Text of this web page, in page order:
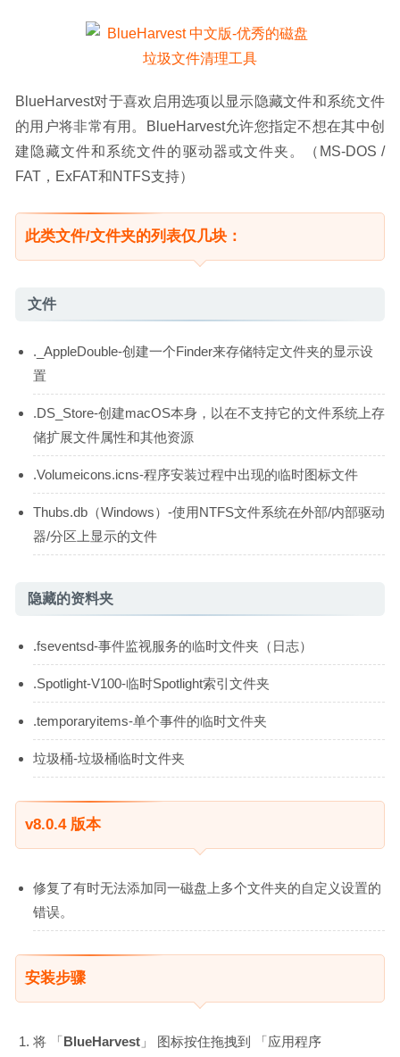
BlueHarvest对于喜欢启用选项以显示隐藏文件和系统文件
的用户将非常有用。BlueHarvest允许您指定不想在其中创
建隐藏文件和系统文件的驱动器或文件夹。（MS-DOS /
FAT，ExFAT和NTFS支持）
此类文件/文件夹的列表仅几块：
文件
._AppleDouble-创建一个Finder来存储特定文件夹的显示设
置
.DS_Store-创建macOS本身，以在不支持它的文件系统上存
储扩展文件属性和其他资源
.Volumeicons.icns-程序安装过程中出现的临时图标文件
Thubs.db（Windows）-使用NTFS文件系统在外部/内部驱动
器/分区上显示的文件
隐藏的资料夹
.fseventsd-事件监视服务的临时文件夹（日志）
.Spotlight-V100-临时Spotlight索引文件夹
.temporaryitems-单个事件的临时文件夹
垃圾桶-垃圾桶临时文件夹
v8.0.4 版本
修复了有时无法添加同一磁盘上多个文件夹的自定义设置的
错误。
安装步骤
将 「BlueHarvest 」 图标按住拖拽到 「应用程序